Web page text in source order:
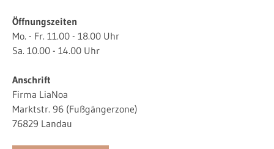
Öffnungszeiten
Mo. - Fr. 11.00 - 18.00 Uhr
Sa. 10.00 - 14.00 Uhr
Anschrift
Firma LiaNoa
Marktstr. 96 (Fußgängerzone)
76829 Landau